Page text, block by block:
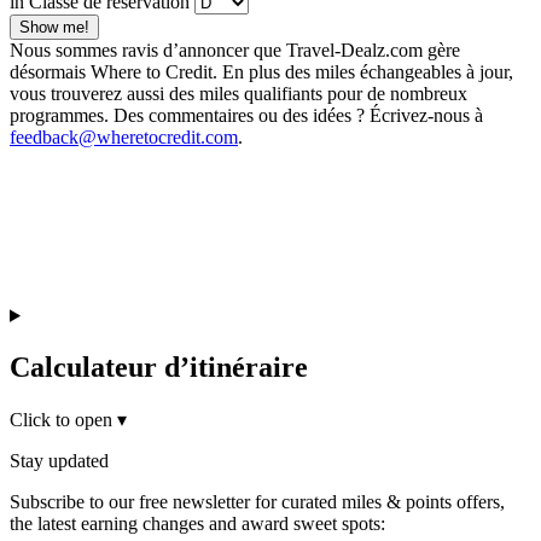
Show me!
Nous sommes ravis d’annoncer que Travel-Dealz.com gère
désormais Where to Credit. En plus des miles échangeables à jour,
vous trouverez aussi des miles qualifiants pour de nombreux
programmes. Des commentaires ou des idées ? Écrivez-nous à
feedback@wheretocredit.com.
Calculateur d’itinéraire
Click to open ▾
Stay updated
Subscribe to our free newsletter for curated miles & points offers,
the latest earning changes and award sweet spots: